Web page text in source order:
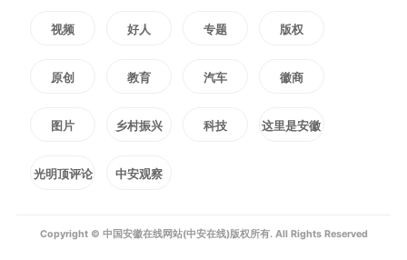
目前，园区集聚市场主体5600余
家、工业企业2800 余家，四上企
业218家、规上工业110家、高新技
视频 好人 专题 版权
原创 教育 汽车 徽商
图片 乡村振兴 科技 这里是安徽
光明顶评论 中安观察
Copyright © 中国安徽在线网站(中安在线)版权所有. All Rights Reserved